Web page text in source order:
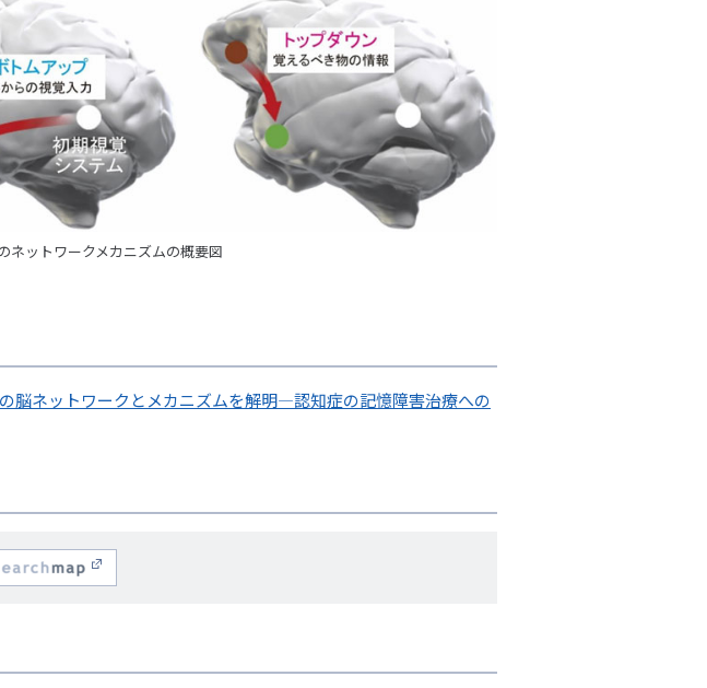
ネットワークメカニズムの概要図
脳ネットワークとメカニズムを解明―認知症の記憶障害治療への